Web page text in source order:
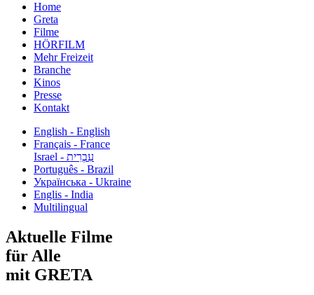
Home
Greta
Filme
HÖRFILM
Mehr Freizeit
Branche
Kinos
Presse
Kontakt
English - English
Français - France
עִבְרִית - Israel
Português - Brazil
Українська - Ukraine
Englis - India
Multilingual
Aktuelle Filme
für Alle
mit GRETA